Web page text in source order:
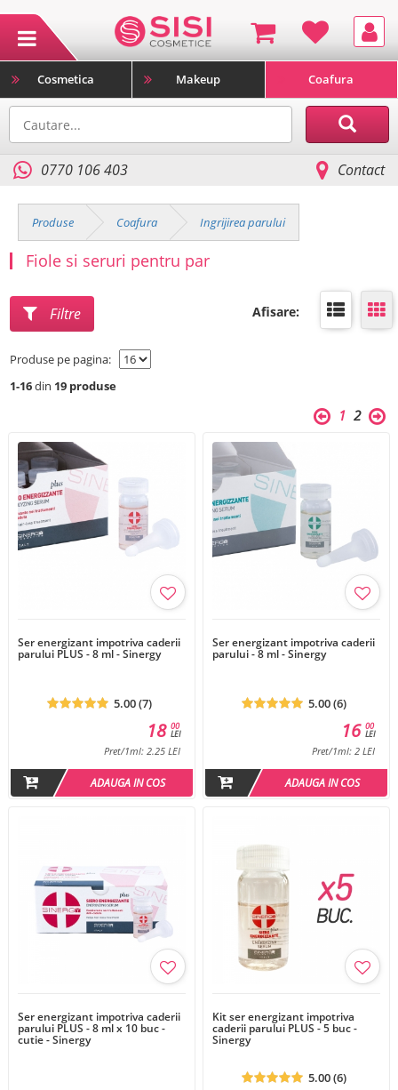
Cosmetica Makeup Coafura
0770 106 403 Contact
Produse Coafura Ingrijirea parului
Fiole si seruri pentru par
Filtre Afisare:
Produse pe pagina:
1-16din 19 produse
1 2
Ser energizant impotriva caderii
parului PLUS - 8 ml - Sinergy
5.00 (7)
00
LEI
18
Pret/1ml: 2.25 LEI
ADAUGA IN COS
Ser energizant impotriva caderii
parului - 8 ml - Sinergy
5.00 (6)
00
LEI
16
Pret/1ml: 2 LEI
ADAUGA IN COS
Ser energizant impotriva caderii
parului PLUS - 8 ml x 10 buc -
cutie - Sinergy
Kit ser energizant impotriva
caderii parului PLUS - 5 buc -
Sinergy
5.00 (6)